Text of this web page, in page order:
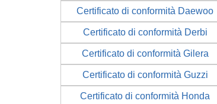
Certificato di conformità Daewoo
Certificato di conformità Derbi
Certificato di conformità Gilera
Certificato di conformità Guzzi
Certificato di conformità Honda